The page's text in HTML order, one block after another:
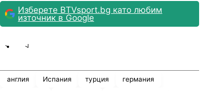
Аl залага на успех на “петлите” с 2:1 срещу
доста достойнства в атака, включително
Изберете BTVsport.bg като любим
източник в Google
англия Испания турция германия